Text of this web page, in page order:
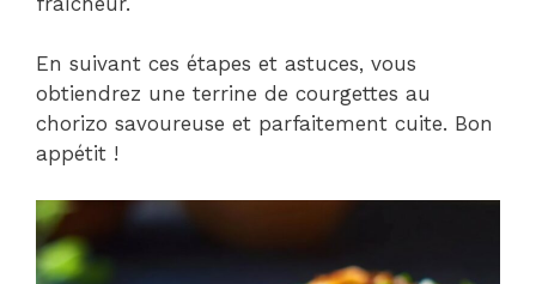
En suivant ces étapes et astuces, vous
obtiendrez une terrine de courgettes au
chorizo savoureuse et parfaitement cuite. Bon
appétit !